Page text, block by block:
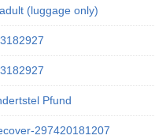
(luggage only)
Pfund
297420181207